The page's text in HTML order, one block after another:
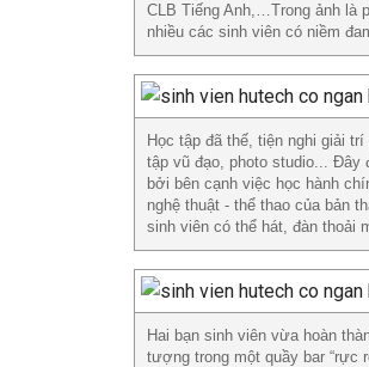
CLB Tiếng Anh,…Trong ảnh là
nhiều các sinh viên có niềm
Học tập đã thế, tiện nghi giải trí
tập vũ đạo, photo studio... Đây
bởi bên cạnh việc học hành
nghệ thuật - thể thao của bản
sinh viên có thể hát, đàn thoải
Hai bạn sinh viên vừa hoàn
tượng trong một quầy bar “rực